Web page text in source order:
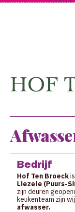
Bedrijf
Hof Ten Broeck
Liezele (Puurs-
zijn deuren
keukenteam zijn
afwasser.